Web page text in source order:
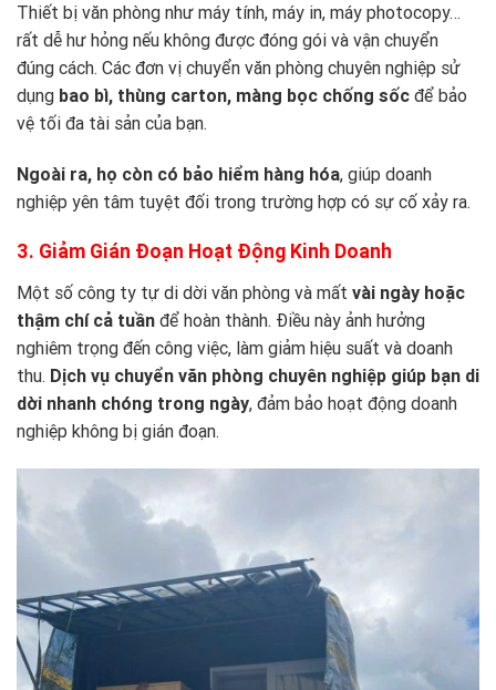
Thiết bị văn phòng như máy tính, máy in, máy photocopy…
rất dễ hư hỏng nếu không được đóng gói và vận chuyển
đúng cách. Các đơn vị chuyển văn phòng chuyên nghiệp sử
dụng bao bì, thùng carton, màng bọc chống sốc để bảo
vệ tối đa tài sản của bạn.
Ngoài ra, họ còn có bảo hiểm hàng hóa, giúp doanh
nghiệp yên tâm tuyệt đối trong trường hợp có sự cố xảy ra.
3. Giảm Gián Đoạn Hoạt Động Kinh Doanh
Một số công ty tự di dời văn phòng và mất vài ngày hoặc
thậm chí cả tuần để hoàn thành. Điều này ảnh hưởng
nghiêm trọng đến công việc, làm giảm hiệu suất và doanh
thu. Dịch vụ chuyển văn phòng chuyên nghiệp giúp bạn di
dời nhanh chóng trong ngày, đảm bảo hoạt động doanh
nghiệp không bị gián đoạn.